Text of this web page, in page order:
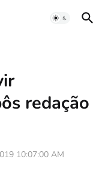
redação
10:07:00 AM